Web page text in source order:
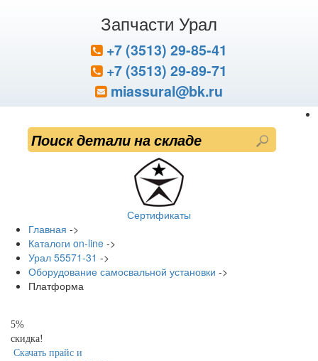
Запчасти Урал
+7 (3513) 29-85-41
+7 (3513) 29-89-71
miassural@bk.ru
Сертификаты
Главная ->
Каталоги on-line ->
Урал 55571-31 ->
Оборудование самосвальной установки ->
Платформа
5%
скидка!
Скачать прайс и